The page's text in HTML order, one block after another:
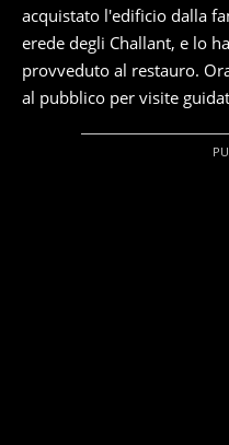
acquistato l'edificio dalla
erede degli Challant, e lo
provveduto al restauro.
al pubblico per visite